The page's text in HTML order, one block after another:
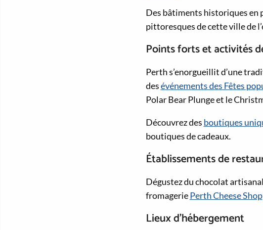
Des bâtiments historiques en
pittoresques de cette ville de
Points forts et activités
Perth s’enorgueillit d’une
desévénements des Fêtes
Polar Bear Plunge et le
Découvrez des boutiques
boutiques de cadeaux.
Établissements de
Dégustez du chocolat
fromageriePerth Cheese Shop
Lieux d’hébergement